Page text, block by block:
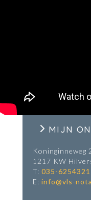
MIJN
Koninginneweg
1217 KW
T: 035-6254321
E: info@vls-